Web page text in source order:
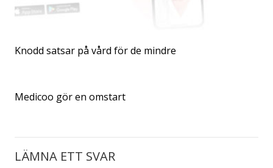
Knodd satsar på vård för de mindre
Medicoo gör en omstart
LÄMNA ETT SVAR